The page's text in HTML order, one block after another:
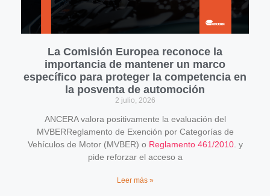
La Comisión Europea reconoce la
importancia de mantener un marco
específico para proteger la competencia en
la posventa de automoción
2 julio, 2026
ANCERA valora positivamente la evaluación del
MVBERReglamento de Exención por Categorías de
Vehículos de Motor (MVBER) o Reglamento 461/2010. y
pide reforzar el acceso a
Leer más »